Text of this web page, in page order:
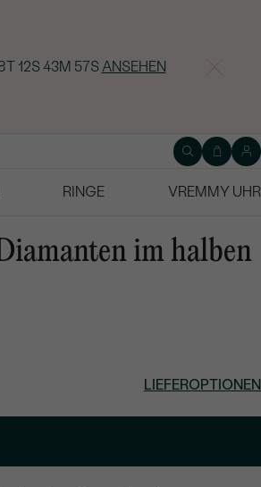
12S 43M 56SANSEHEN
RINGE
VREMMY UHR
im halben
LIEFEROPTIONEN